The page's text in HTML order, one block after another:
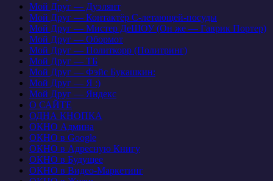
Мой Друг — Дуэлянт
Мой Друг — Контактёр С-летающей-посуды
Мой Друг — Мистер ДеШОУ (Он же — Гаврик Портер)
Мой Друг — Обормот
Мой Друг — Политкорр (Политринг)
Мой Друг — ТБ
Мой Друг — Фэйс Букашкин:
Мой Друг — Я :)
Мой Друг — Яндекс
О САЙТЕ
ОДНА КНОПКА
ОКНО Админа
ОКНО в Google
ОКНО в Адресную Книгу
ОКНО в Будущее
ОКНО в Видео-Маркетинг